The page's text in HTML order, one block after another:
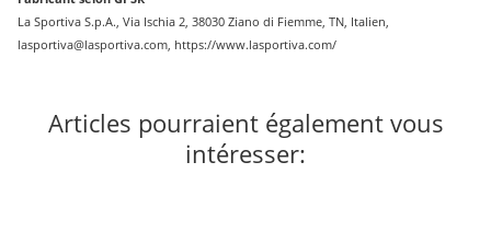
La Sportiva S.p.A., Via Ischia 2, 38030 Ziano di Fiemme, TN, Italien,
lasportiva@lasportiva.com, https://www.lasportiva.com/
Articles pourraient également vous
intéresser: